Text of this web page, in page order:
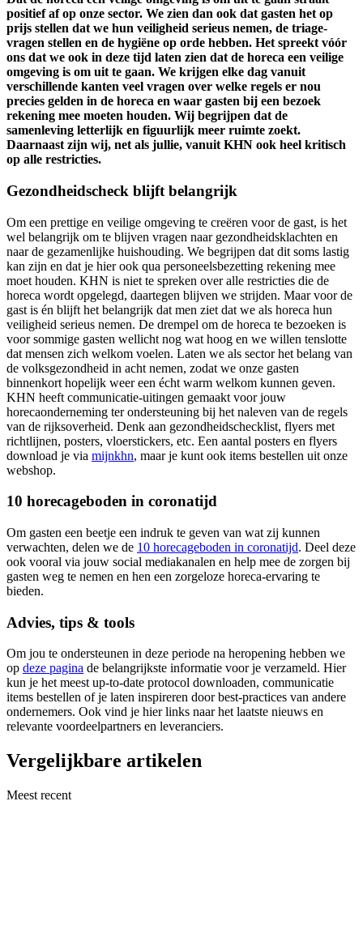
positief af op onze sector. We zien dan ook dat gasten het op
prijs stellen dat we hun veiligheid serieus nemen, de triage-
vragen stellen en de hygiëne op orde hebben. Het spreekt vóór
ons dat we ook in deze tijd laten zien dat de horeca een veilige
omgeving is om uit te gaan. We krijgen elke dag vanuit
verschillende kanten veel vragen over welke regels er nou
precies gelden in de horeca en waar gasten bij een bezoek
rekening mee moeten houden. Wij begrijpen dat de
samenleving letterlijk en figuurlijk meer ruimte zoekt.
Daarnaast zijn wij, net als jullie, vanuit KHN ook heel kritisch
op alle restricties.
Gezondheidscheck blijft belangrijk
Om een prettige en veilige omgeving te creëren voor de gast, is het
wel belangrijk om te blijven vragen naar gezondheidsklachten en
naar de gezamenlijke huishouding. We begrijpen dat dit soms lastig
kan zijn en dat je hier ook qua personeelsbezetting rekening mee
moet houden. KHN is niet te spreken over alle restricties die de
horeca wordt opgelegd, daartegen blijven we strijden. Maar voor de
gast is én blijft het belangrijk dat men ziet dat we als horeca hun
veiligheid serieus nemen. De drempel om de horeca te bezoeken is
voor sommige gasten wellicht nog wat hoog en we willen tenslotte
dat mensen zich welkom voelen. Laten we als sector het belang van
de volksgezondheid in acht nemen, zodat we onze gasten
binnenkort hopelijk weer een écht warm welkom kunnen geven.
KHN heeft communicatie-uitingen gemaakt voor jouw
horecaonderneming ter ondersteuning bij het naleven van de regels
van de rijksoverheid. Denk aan gezondheidschecklist, flyers met
richtlijnen, posters, vloerstickers, etc. Een aantal posters en flyers
download je via mijnkhn, maar je kunt ook items bestellen uit onze
webshop.
10 horecageboden in coronatijd
Om gasten een beetje een indruk te geven van wat zij kunnen
verwachten, delen we de 10 horecageboden in coronatijd. Deel deze
ook vooral via jouw social mediakanalen en help mee de zorgen bij
gasten weg te nemen en hen een zorgeloze horeca-ervaring te
bieden.
Advies, tips & tools
Om jou te ondersteunen in deze periode na heropening hebben we
op deze pagina de belangrijkste informatie voor je verzameld. Hier
kun je het meest up-to-date protocol downloaden, communicatie
items bestellen of je laten inspireren door best-practices van andere
ondernemers. Ook vind je hier links naar het laatste nieuws en
relevante voordeelpartners en leveranciers.
Vergelijkbare artikelen
Meest recent